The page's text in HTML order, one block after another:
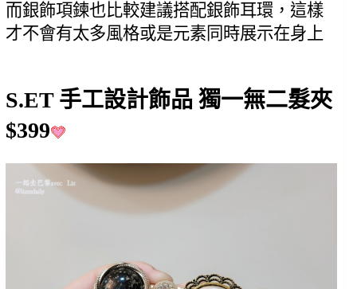
而銀飾項鍊也比較建議搭配銀飾耳環，這樣
才不會有太多風格或是元素同時展示在身上
S.ET 手工設計飾品 獨一無二髮夾
$399